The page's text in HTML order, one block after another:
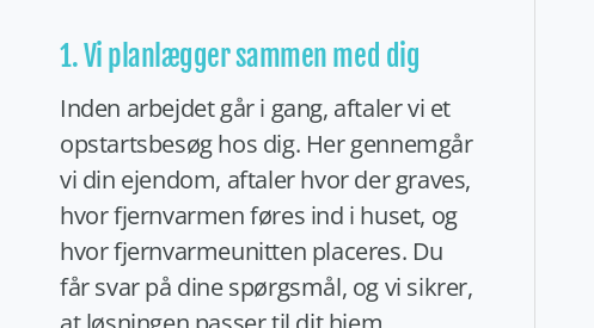
1. Vi planlægger sammen med dig
Inden arbejdet går i gang, aftaler vi et
opstartsbesøg hos dig. Her gennemgår
vi din ejendom, aftaler hvor der graves,
hvor fjernvarmen føres ind i huset, og
hvor fjernvarmeunitten placeres. Du
får svar på dine spørgsmål, og vi sikrer,